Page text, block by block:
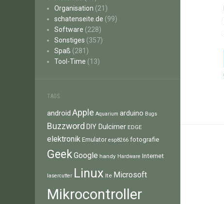
Organisation (21)
schatenseite.de (99)
Software (228)
Sonstiges (357)
Spaß (281)
Tool-Time (13)
TAGS
android Apple Aquarium arduino Bugs
Buzzword DIY Dulcimer EDGE
elektronik Emulator esp8266 fotografie
GeekGoogle handy Hardware Internet
lasercutter Linux lte Microsoft
Mikrocontroller